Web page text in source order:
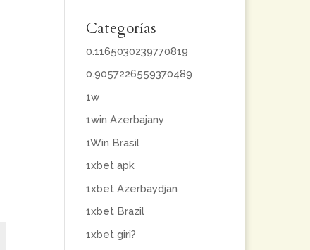
Categorías
0.1165030239770819
0.9057226559370489
1w
1win Azerbajany
1Win Brasil
1xbet apk
1xbet Azerbaydjan
1xbet Brazil
1xbet giri?